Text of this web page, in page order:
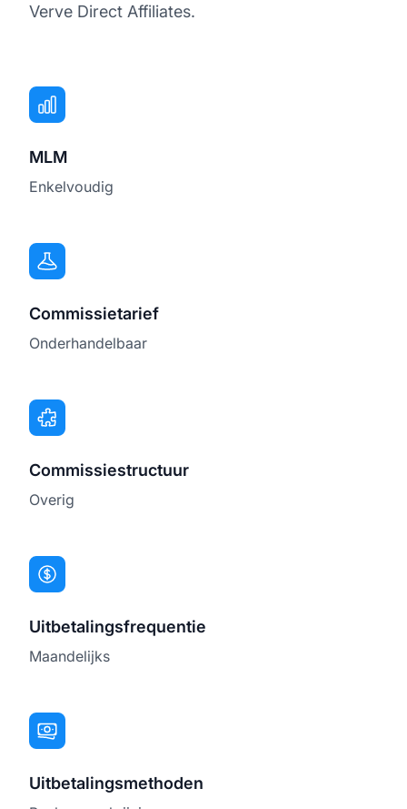
Verve Direct Affiliates.
MLM
Enkelvoudig
Commissietarief
Onderhandelbaar
Commissiestructuur
Overig
Uitbetalingsfrequentie
Maandelijks
Uitbetalingsmethoden